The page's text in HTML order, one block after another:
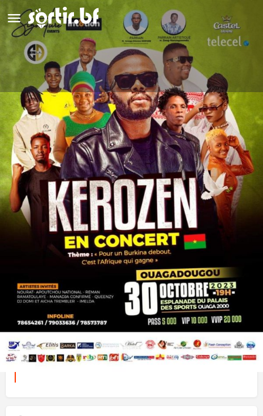
KEROZEN
Détails Avis 0
Laisser un avis Ajouter aux favoris
Type d'événement
Concert
Prochaines dates
30 octobre 2023 19:00 - 19:00
Terminé